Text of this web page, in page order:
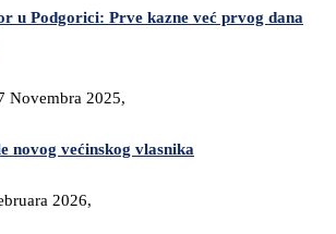
u Podgorici: Prve kazne već prvog dana
Novembra 2025,
novog većinskog vlasnika
2026,